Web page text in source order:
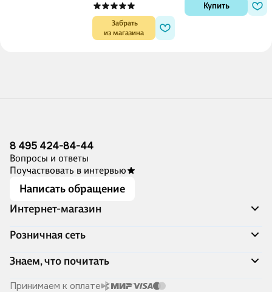
Забрать
из магазина
Купить
8 495 424-84-44
Вопросы и ответы
Поучаствовать в интервью
Написать обращение
Интернет-магазин
Акции
Доставка и оплата
Программа лояльности
Подарочные сертификаты
Розничная сеть
Адреса магазинов
Книжный Дозор
О компании
Знаем, что почитать
Скоро в продаже
Принимаем к оплате